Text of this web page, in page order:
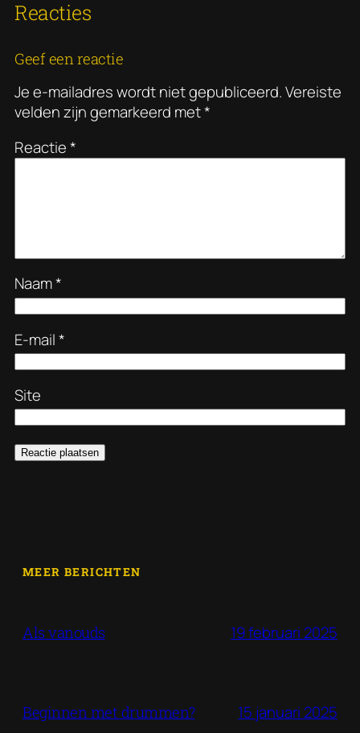
Reacties
Geef een reactie
Je e-mailadres wordt niet gepubliceerd.Vereiste
velden zijn gemarkeerd met*
Reactie*
Naam*
E-mail*
Site
MEER BERICHTEN
Als vanouds 19 februari 2025
Beginnen met drummen? 15 januari 2025